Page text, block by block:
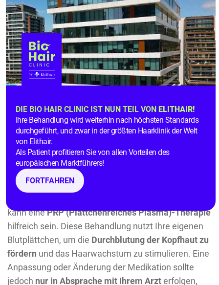
Bei der Behandlung vonmedikamentenbedingtem
Haarschwund steht vorrangig der Grund für die
Einnahme des Medikaments im Mittelpunkt. Speziell
beiHaarausfall durch Antidepressiva
ist es
seelischen Gesundheit zu legen, anstatt sich
ausschließlich auf die Nebenwirkungen zu
konzentrieren. Es ist beruhigend zu wissen, dass
Haarschwund in der Regel nach dem Ende der
Medikamenteneinnahme abklingt
Haarfülle oft von selbst wiederherstellt.
kann einePRP (Plättchenreiches Plasma)-Therapie
hilfreich sein. Diese Behandlung nutzt Ihre eigenen
Blutplättchen, um die Durchblutung der Kopfhaut zu
fördern und das Haarwachstum zu stimulieren. Eine
Anpassung oder Änderung der Medikation sollte
jedoch nur in Absprache mit Ihrem Arzterfolgen,
DIE BIO HAIR CLINIC IST NUN TEIL VON ELITHAIR!
Ihre Behandlung wird weiterhin nach höchsten Standards
durchgeführt, und zwar in der größten Haarklinik der Welt
von Elithair.
Als Patient profitieren Sie von allen Vorteilen des
europäischen Marktführers!
FORTFAHREN